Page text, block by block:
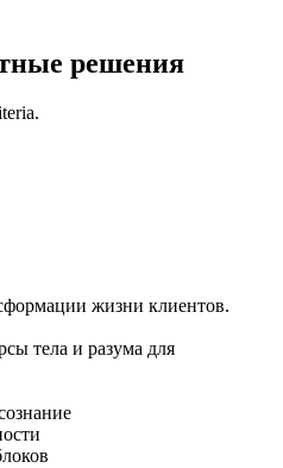
решения
жизни клиентов.
тела и разума для